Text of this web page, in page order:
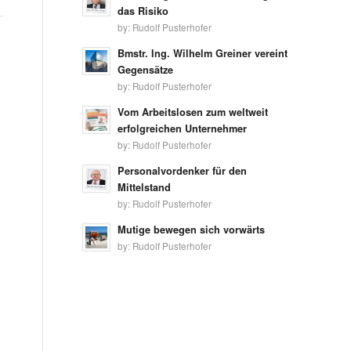
das Risiko
by: Rudolf Pusterhofer
Bmstr. Ing. Wilhelm Greiner vereint
Gegensätze
by: Rudolf Pusterhofer
Vom Arbeitslosen zum weltweit
erfolgreichen Unternehmer
by: Rudolf Pusterhofer
Personalvordenker für den
Mittelstand
by: Rudolf Pusterhofer
Mutige bewegen sich vorwärts
by: Rudolf Pusterhofer